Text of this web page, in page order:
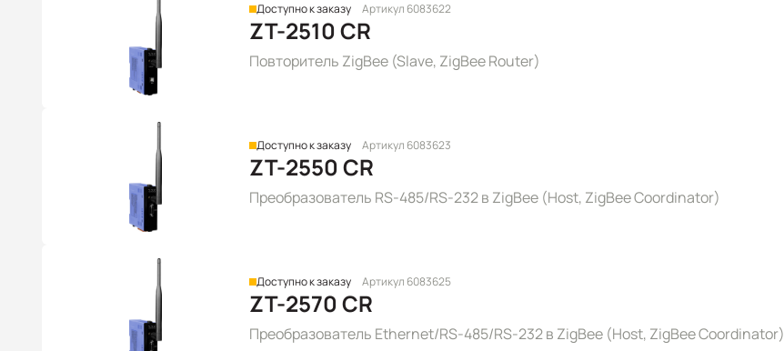
Доступно к заказу Артикул 6083622
ZT-2510 CR
Повторитель ZigBee (Slave, ZigBee Router)
Доступно к заказу Артикул 6083623
ZT-2550 CR
Преобразователь RS-485/RS-232 в ZigBee (Host, ZigBee Coordinator)
Доступно к заказу Артикул 6083625
ZT-2570 CR
Преобразователь Ethernet/RS-485/RS-232 в ZigBee (Host, ZigBee Coordinator)